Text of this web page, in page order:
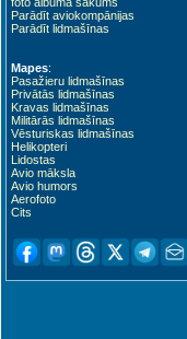
Parādīt aviokompānijas
Parādīt lidmašīnas
Mapes:
Pasažieru lidmašīnas
Privātās lidmašīnas
Kravas lidmašīnas
Militārās lidmašīnas
Vēsturiskas lidmašīnas
Helikopteri
Lidostas
Avio māksla
Avio humors
Aerofoto
Cits